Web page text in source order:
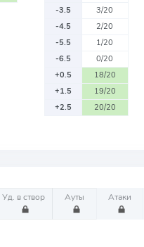
-3.5
3/20
-4.5
2/20
-5.5
1/20
-6.5
0/20
+0.5
18/20
+1.5
19/20
+2.5
20/20
Уд. в створ Ауты Атаки